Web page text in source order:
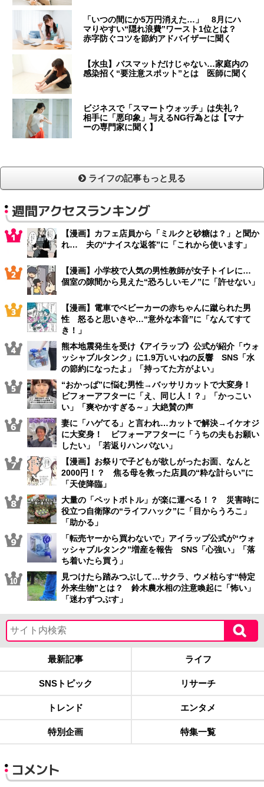
「いつの間にか5万円消えた…」 8月にハ
マりやすい“隠れ浪費”ワースト1位とは？
赤字防ぐコツを節約アドバイザーに聞く
【水虫】バスマットだけじゃない…家庭内の
感染招く“要注意スポット”とは 医師に聞く
ビジネスで「スマートウォッチ」は失礼？
相手に「悪印象」与えるNG行為とは【マナ
ーの専門家に聞く】
ライフの記事もっと見る
週間アクセスランキング
【漫画】カフェ店員から「ミルクと砂糖は？」と聞か
れ… 夫の“ナイスな返答”に「これから使います」
【漫画】小学校で人気の男性教師が女子トイレに…
個室の隙間から見えた“恐ろしいモノ”に「許せない」
【漫画】電車でベビーカーの赤ちゃんに蹴られた男
性 怒ると思いきや…“意外な本音”に「なんてすて
き！」
熊本地震発生を受け《アイラップ》公式が紹介「ウォ
ッシャブルタンク」に1.9万いいねの反響 SNS「水
の節約になったよ」「持ってた方がよい」
“おかっぱ”に悩む男性→バッサリカットで大変身！
ビフォーアフターに「え、同じ人！？」「かっこい
い」「爽やかすぎる～」大絶賛の声
妻に「ハゲてる」と言われ…カットで解決→イケオジ
に大変身！ ビフォーアフターに「うちの夫もお願い
したい」「若返りハンパない」
【漫画】お祭りで子どもが欲しがったお面、なんと
2000円！？ 焦る母を救った店員の“粋な計らい”に
「天使降臨」
大量の「ペットボトル」が楽に運べる！？ 災害時に
役立つ自衛隊の“ライフハック”に「目からうろこ」
「助かる」
「転売ヤーから買わないで」アイラップ公式が“ウォ
ッシャブルタンク”増産を報告 SNS「心強い」「落
ち着いたら買う」
見つけたら踏みつぶして…サクラ、ウメ枯らす“特定
外来生物”とは？ 鈴木農水相の注意喚起に「怖い」
「迷わずつぶす」
最新記事 ライフ
SNSトピック リサーチ
トレンド エンタメ
特別企画 特集一覧
コメント